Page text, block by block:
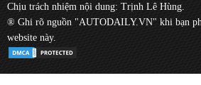
Chịu trách nhiệm nội dung: Trịnh Lê Hùng.
® Ghi rõ nguồn "AUTODAILY.VN" khi bạn
website này.